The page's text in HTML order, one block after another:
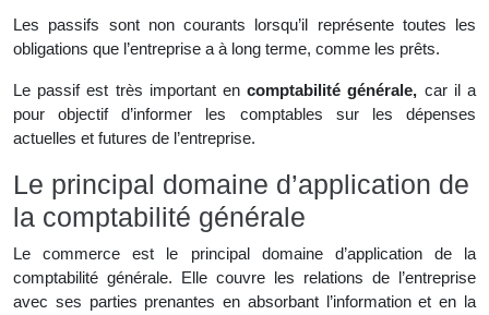
Les passifs sont non courants lorsqu’il représente toutes les
obligations que l’entreprise a à long terme, comme les prêts.
Le passif est très important encomptabilité générale, car il a
pour objectif d’informer les comptables sur les dépenses
actuelles et futures de l’entreprise.
Le principal domaine d’application de
la comptabilité générale
Le commerce est le principal domaine d’application de la
comptabilité générale. Elle couvre les relations de l’entreprise
avec ses parties prenantes en absorbant l’information et en la